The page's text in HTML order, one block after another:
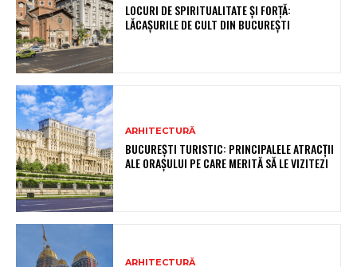
LOCURI DE SPIRITUALITATE ȘI FORȚĂ:
LĂCAȘURILE DE CULT DIN BUCUREȘTI
ARHITECTURĂ
BUCUREȘTI TURISTIC: PRINCIPALELE ATRACȚII
ALE ORAȘULUI PE CARE MERITĂ SĂ LE VIZITEZI
ARHITECTURĂ